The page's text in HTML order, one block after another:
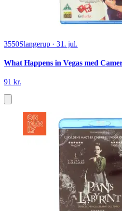
3550Slangerup · 31. jul.
What Happens in Vegas med
91 kr.